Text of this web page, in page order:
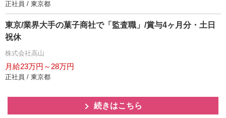
正社員 / 東京都
東京/業界大手の菓子商社で「監査職」/賞与4ヶ月分・土日
祝休
株式会社高山
月給23万円～28万円
正社員 / 東京都
続きはこちら